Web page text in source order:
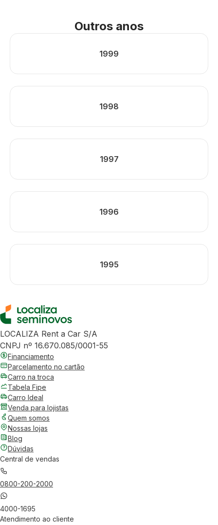
Outros anos
1999
1998
1997
1996
1995
LOCALIZA Rent a Car S/A
CNPJ nº 16.670.085/0001-55
Financiamento
Parcelamento no cartão
Carro na troca
Tabela Fipe
Carro Ideal
Venda para lojistas
Quem somos
Nossas lojas
Blog
Dúvidas
Central de vendas
0800-200-2000
4000-1695
Atendimento ao cliente